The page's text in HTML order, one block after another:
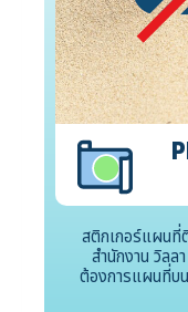
สติกเกอร์แผนที่
สำนักงาน วิล
ต้องการแผนที่บ